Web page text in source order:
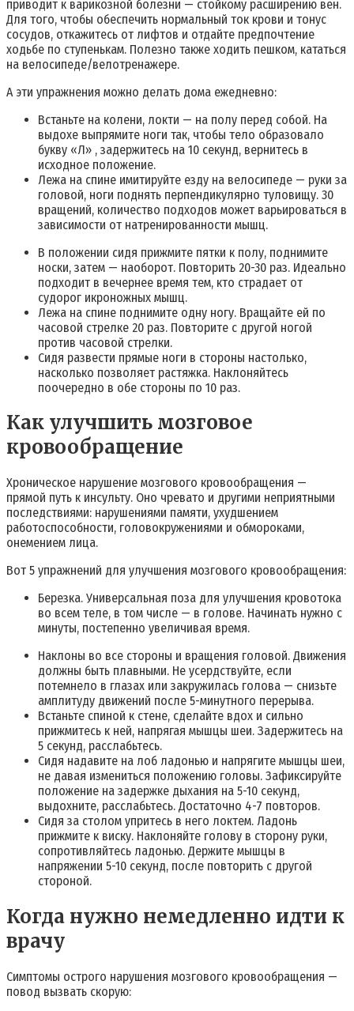
приводит к варикозной болезни — стойкому расширению вен.
Для того, чтобы обеспечить нормальный ток крови и тонус
сосудов, откажитесь от лифтов и отдайте предпочтение
ходьбе по ступенькам. Полезно также ходить пешком, кататься
на велосипеде/велотренажере.
А эти упражнения можно делать дома ежедневно:
Встаньте на колени, локти — на полу перед собой. На
выдохе выпрямите ноги так, чтобы тело образовало
букву «Л» , задержитесь на 10 секунд, вернитесь в
исходное положение.
Лежа на спине имитируйте езду на велосипеде — руки за
головой, ноги поднять перпендикулярно туловищу. 30
вращений, количество подходов может варьироваться в
зависимости от натренированности мышц.
В положении сидя прижмите пятки к полу, поднимите
носки, затем — наоборот. Повторить 20-30 раз. Идеально
подходит в вечернее время тем, кто страдает от
судорог икроножных мышц.
Лежа на спине поднимите одну ногу. Вращайте ей по
часовой стрелке 20 раз. Повторите с другой ногой
против часовой стрелки.
Сидя развести прямые ноги в стороны настолько,
насколько позволяет растяжка. Наклоняйтесь
поочередно в обе стороны по 10 раз.
Как улучшить мозговое
кровообращение
Хроническое нарушение мозгового кровообращения —
прямой путь к инсульту. Оно чревато и другими неприятными
последствиями: нарушениями памяти, ухудшением
работоспособности, головокружениями и обмороками,
онемением лица.
Вот 5 упражнений для улучшения мозгового кровообращения:
Березка. Универсальная поза для улучшения кровотока
во всем теле, в том числе — в голове. Начинать нужно с
минуты, постепенно увеличивая время.
Наклоны во все стороны и вращения головой. Движения
должны быть плавными. Не усердствуйте, если
потемнело в глазах или закружилась голова — снизьте
амплитуду движений после 5-минутного перерыва.
Встаньте спиной к стене, сделайте вдох и сильно
прижмитесь к ней, напрягая мышцы шеи. Задержитесь на
5 секунд, расслабьтесь.
Сидя надавите на лоб ладонью и напрягите мышцы шеи,
не давая измениться положению головы. Зафиксируйте
положение на задержке дыхания на 5-10 секунд,
выдохните, расслабьтесь. Достаточно 4-7 повторов.
Сидя за столом упритесь в него локтем. Ладонь
прижмите к виску. Наклоняйте голову в сторону руки,
сопротивляйтесь ладонью. Держите мышцы в
напряжении 5-10 секунд, после повторить с другой
стороной.
Когда нужно немедленно идти к
врачу
Симптомы острого нарушения мозгового кровообращения —
повод вызвать скорую: